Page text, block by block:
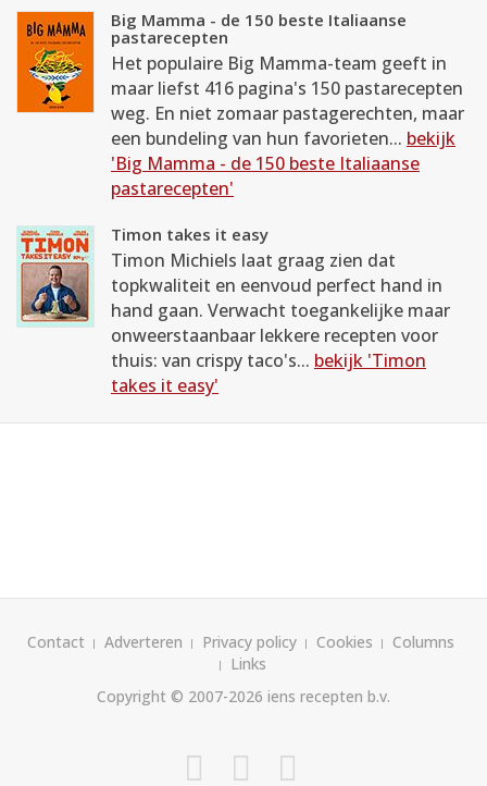
Big Mamma - de 150 beste Italiaanse
pastarecepten
Het populaire Big Mamma-team geeft in
maar liefst 416 pagina's 150 pastarecepten
weg. En niet zomaar pastagerechten, maar
een bundeling van hun favorieten... bekijk
'Big Mamma - de 150 beste Italiaanse
pastarecepten'
Timon takes it easy
Timon Michiels laat graag zien dat
topkwaliteit en eenvoud perfect hand in
hand gaan. Verwacht toegankelijke maar
onweerstaanbaar lekkere recepten voor
thuis: van crispy taco's... bekijk 'Timon
takes it easy'
Contact Adverteren Privacy policy Cookies
Columns
Links
Copyright © 2007-2026 iens recepten b.v.